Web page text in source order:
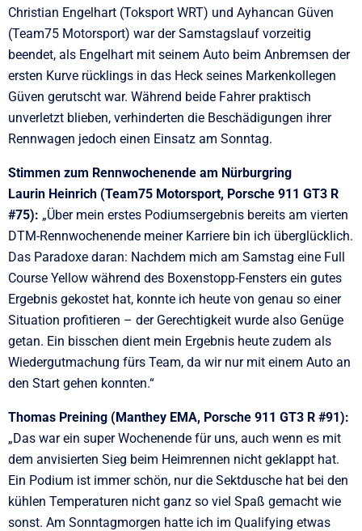
Christian Engelhart (Toksport WRT) und Ayhancan Güven
(Team75 Motorsport) war der Samstagslauf vorzeitig
beendet, als Engelhart mit seinem Auto beim Anbremsen der
ersten Kurve rücklings in das Heck seines Markenkollegen
Güven gerutscht war. Während beide Fahrer praktisch
unverletzt blieben, verhinderten die Beschädigungen ihrer
Rennwagen jedoch einen Einsatz am Sonntag.
Stimmen zum Rennwochenende am Nürburgring
Laurin Heinrich (Team75 Motorsport, Porsche 911 GT3 R
#75): „Über mein erstes Podiumsergebnis bereits am vierten
DTM-Rennwochenende meiner Karriere bin ich überglücklich.
Das Paradoxe daran: Nachdem mich am Samstag eine Full
Course Yellow während des Boxenstopp-Fensters ein gutes
Ergebnis gekostet hat, konnte ich heute von genau so einer
Situation profitieren – der Gerechtigkeit wurde also Genüge
getan. Ein bisschen dient mein Ergebnis heute zudem als
Wiedergutmachung fürs Team, da wir nur mit einem Auto an
den Start gehen konnten.“
Thomas Preining (Manthey EMA, Porsche 911 GT3 R #91):
„Das war ein super Wochenende für uns, auch wenn es mit
dem anvisierten Sieg beim Heimrennen nicht geklappt hat.
Ein Podium ist immer schön, nur die Sektdusche hat bei den
kühlen Temperaturen nicht ganz so viel Spaß gemacht wie
sonst. Am Sonntagmorgen hatte ich im Qualifying etwas